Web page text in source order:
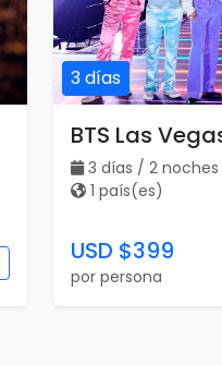
3 días
BTS Las
3 días / 2 noches
1 país(es)
USD $399
por persona